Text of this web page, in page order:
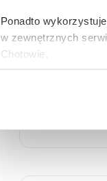
Ponadto
w zewnętrznych
Chotowie.
urządzeniach
Jeżeli wyrażają